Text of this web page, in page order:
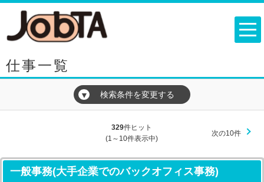
仕事一覧
▼ 検索条件を変更する
329件ヒット
(1～10件表示中)
次の10件
一般事務(大手企業でのバックオフィス事務)